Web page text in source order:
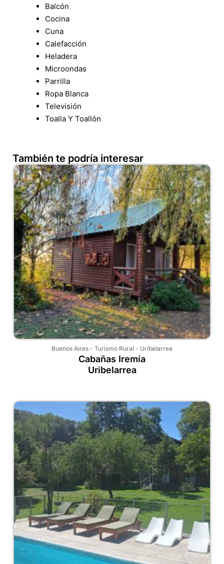
Balcón
Cocina
Cuna
Calefacción
Heladera
Microondas
Parrilla
Ropa Blanca
Televisión
Toalla Y Toallón
También te podría interesar
Buenos Aires - Turismo Rural - Uribelarrea
Cabañas Iremía
Uribelarrea